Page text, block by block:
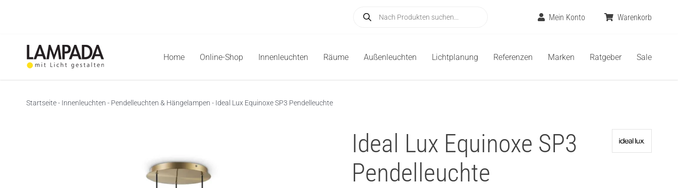
search
Mein Konto Warenkorb
Home Online-Shop Innenleuchten Räume Außenleuchten Lichtplanung Referenzen Marken Ratgeber Sale
Startseite- Innenleuchten - Pendelleuchten & Hängelampen - Ideal Lux Equinoxe SP3 Pendelleuchte
Ideal Lux Equinoxe SP3
Pendelleuchte